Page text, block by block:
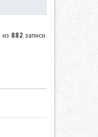
из 882 записи.